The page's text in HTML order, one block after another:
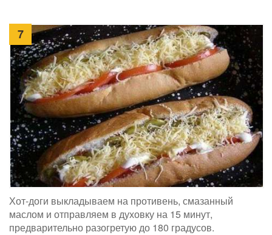
7
Хот-доги выкладываем на противень, смазанный
маслом и отправляем в духовку на 15 минут,
предварительно разогретую до 180 градусов.